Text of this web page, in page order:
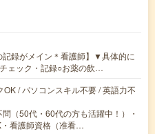
記録がメイン＊看護師】▼具体的に
ェック・記録○お薬の飲…
/ パソコンスキル不要 / 英語力不
（50代・60代の方も活躍中！）・
看護師資格（准看…